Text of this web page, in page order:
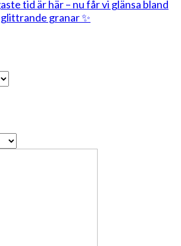
tid är här – nu får vi glänsa bland
granar ✨